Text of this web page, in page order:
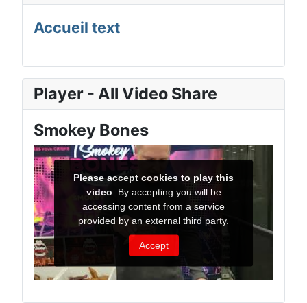
Accueil text
Player - All Video Share
Smokey Bones